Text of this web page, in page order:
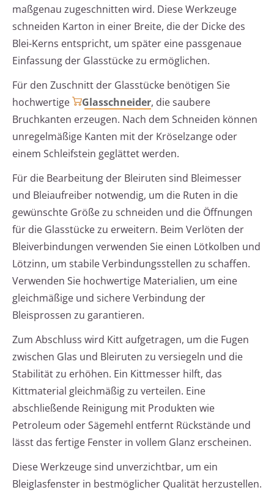
maßgenau zugeschnitten wird. Diese Werkzeuge
schneiden Karton in einer Breite, die der Dicke des
Blei-Kerns entspricht, um später eine passgenaue
Einfassung der Glasstücke zu ermöglichen.
Für den Zuschnitt der Glasstücke benötigen Sie
hochwertige
Glasschneider, die saubere
Bruchkanten erzeugen. Nach dem Schneiden können
unregelmäßige Kanten mit der Kröselzange oder
einem Schleifstein geglättet werden.
Für die Bearbeitung der Bleiruten sind Bleimesser
und Bleiaufreiber notwendig, um die Ruten in die
gewünschte Größe zu schneiden und die Öffnungen
für die Glasstücke zu erweitern. Beim Verlöten der
Bleiverbindungen verwenden Sie einen Lötkolben und
Lötzinn, um stabile Verbindungsstellen zu schaffen.
Verwenden Sie hochwertige Materialien, um eine
gleichmäßige und sichere Verbindung der
Bleisprossen zu garantieren.
Zum Abschluss wird Kitt aufgetragen, um die Fugen
zwischen Glas und Bleiruten zu versiegeln und die
Stabilität zu erhöhen. Ein Kittmesser hilft, das
Kittmaterial gleichmäßig zu verteilen. Eine
abschließende Reinigung mit Produkten wie
Petroleum oder Sägemehl entfernt Rückstände und
lässt das fertige Fenster in vollem Glanz erscheinen.
Diese Werkzeuge sind unverzichtbar, um ein
Bleiglasfenster in bestmöglicher Qualität herzustellen.